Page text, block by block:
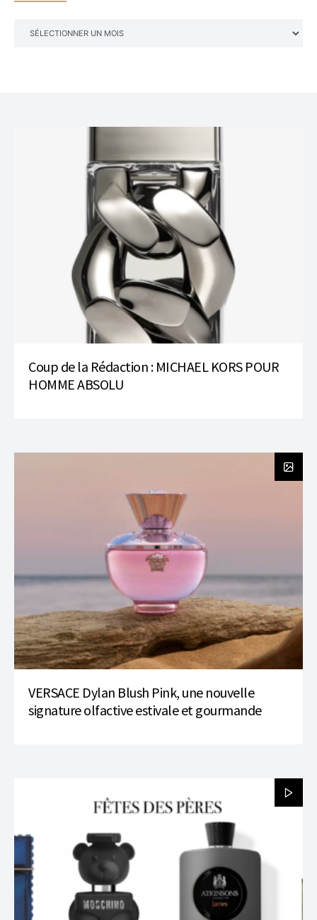
Coup de la Rédaction : MICHAEL KORS POUR
HOMME ABSOLU
VERSACE Dylan Blush Pink, une nouvelle
signature olfactive estivale et gourmande